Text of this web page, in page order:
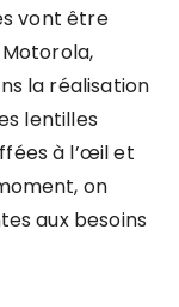
vont être
la réalisation
lentilles
à l’œil et
on
aux besoins